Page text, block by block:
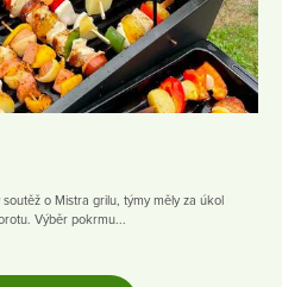
o Mistra grilu, týmy měly za úkol
Výběr pokrmu...